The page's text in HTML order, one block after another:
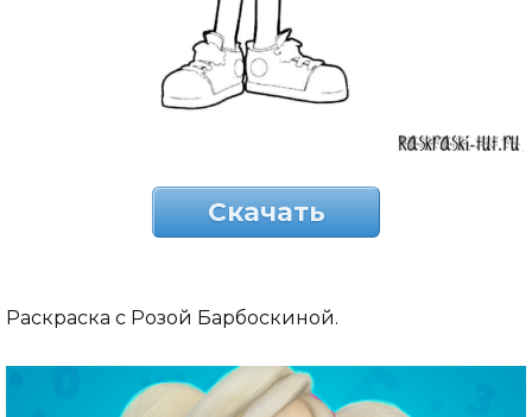
Скачать
Раскраска с Розой Барбоскиной.